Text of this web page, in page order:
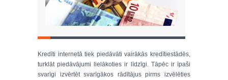
Kredīti internetā tiek piedāvāti vairākās kredītiestādēs,
turklāt piedāvājumi lielākoties ir līdzīgi. Tāpēc ir īpaši
svarīgi izvērtēt svarīgākos rādītājus pirms izvēlēties